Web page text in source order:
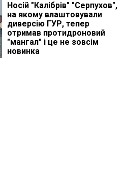
Носій "Калібрів" "Серпухов",
на якому влаштовували
диверсію ГУР, тепер
отримав протидроновий
"мангал" і це не зовсім
новинка